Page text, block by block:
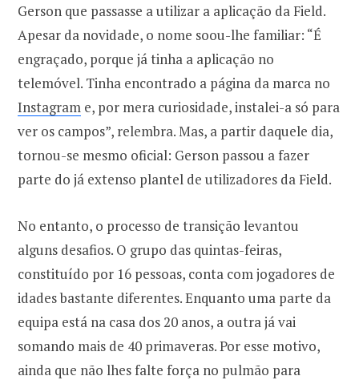
Gerson que passasse a utilizar a aplicação da Field.
Apesar da novidade, o nome soou-lhe familiar: “É
engraçado, porque já tinha a aplicação no
telemóvel. Tinha encontrado a página da marca no
Instagram e, por mera curiosidade, instalei-a só para
ver os campos”, relembra. Mas, a partir daquele dia,
tornou-se mesmo oficial: Gerson passou a fazer
parte do já extenso plantel de utilizadores da Field.
No entanto, o processo de transição levantou
alguns desafios. O grupo das quintas-feiras,
constituído por 16 pessoas, conta com jogadores de
idades bastante diferentes. Enquanto uma parte da
equipa está na casa dos 20 anos, a outra já vai
somando mais de 40 primaveras. Por esse motivo,
ainda que não lhes falte força no pulmão para